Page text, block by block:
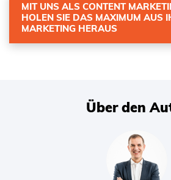
MIT UNS ALS CONTENT
HOLEN SIE DAS MAXIMUM AUS
MARKETING HERAUS
Über den